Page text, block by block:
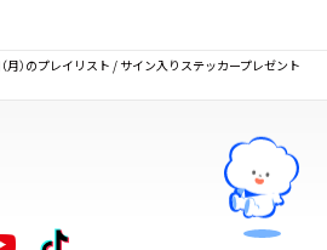
（月）のプレイリスト / サイン入りステッカープレゼント